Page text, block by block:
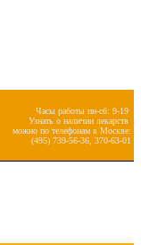
Часы работы пн-сб: 9-19
Узнать о наличии лекарств
можно по телефонам в Москве:
(495) 739-56-36, 370-63-01